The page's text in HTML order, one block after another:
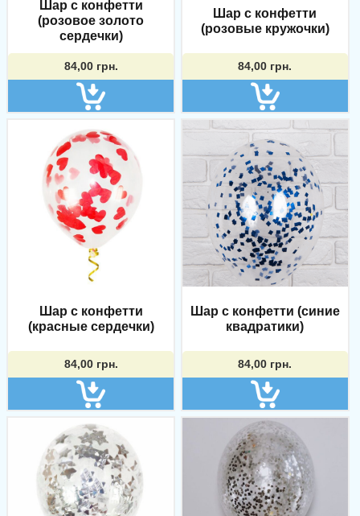
Шар с конфетти
(розовое золото
сердечки)
84,00 грн.
Шар с конфетти
(розовые кружочки)
84,00 грн.
Шар с конфетти
(красные сердечки)
84,00 грн.
Шар с конфетти (синие
квадратики)
84,00 грн.